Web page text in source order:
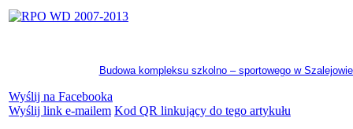
Budowa kompleksu szkolno – sportowego w
Wyślij na Facebooka
Wyślij link e-mailem Kod QR linkujący do tego artykułu